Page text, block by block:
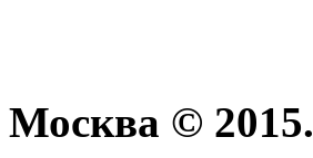
Москва © 2015.